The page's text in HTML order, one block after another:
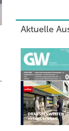
Aktuelle